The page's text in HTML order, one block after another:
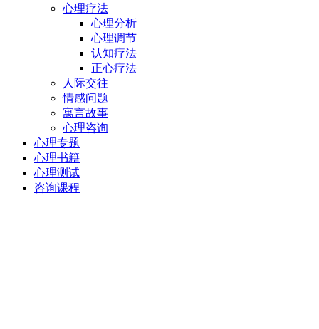
心理疗法
心理分析
心理调节
认知疗法
正心疗法
人际交往
情感问题
寓言故事
心理咨询
心理专题
心理书籍
心理测试
咨询课程